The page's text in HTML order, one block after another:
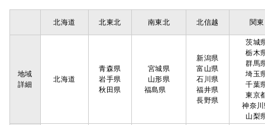
北海道 北東北 南東北 北信越 関東
地域
詳細
北海道
青森県
岩手県
秋田県
宮城県
山形県
福島県
新潟県
富山県
石川県
福井県
長野県
茨城
栃木
群馬
埼玉
千葉
東京
神奈
山梨